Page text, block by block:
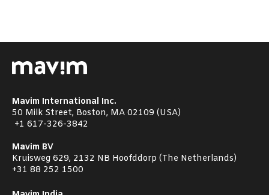
Mavim International Inc.
50 Milk Street, Boston, MA 02109 (USA)
+1 617-326-3842
Mavim BV
Kruisweg 629, 2132 NB Hoofddorp (The Netherlands)
+31 88 252 1500